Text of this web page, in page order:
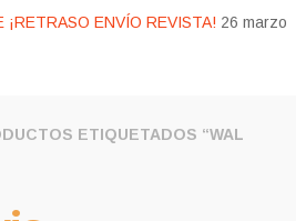
¡RETRASO ENVÍO REVISTA! 26 marzo
ETIQUETADOS “WAL